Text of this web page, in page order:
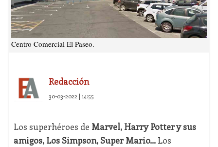
Centro Comercial El Paseo.
Redacción
30-03-2022 | 14:55
Los superhéroes de Marvel, Harry Potter y sus
amigos, Los Simpson, Super Mario…Los